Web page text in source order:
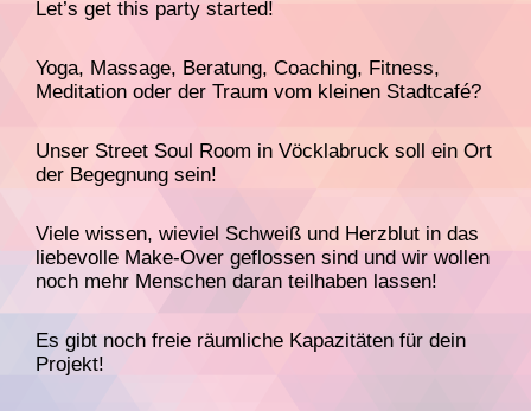
Let’s get this party started!
Yoga, Massage, Beratung, Coaching, Fitness,
Meditation oder der Traum vom kleinen Stadtcafé?
Unser Street Soul Room in Vöcklabruck soll ein Ort
der Begegnung sein!
Viele wissen, wieviel Schweiß und Herzblut in das
liebevolle Make-Over geflossen sind und wir wollen
noch mehr Menschen daran teilhaben lassen!
Es gibt noch freie räumliche Kapazitäten für dein
Projekt!